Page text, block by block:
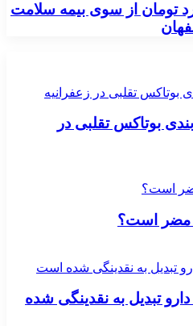
از ۱۸۸۰میلیارد تومان از سوی بیمه سلامت
بوتاکس تقلبی در
مضر است؟
دارو تبدیل به نقدینگی شده